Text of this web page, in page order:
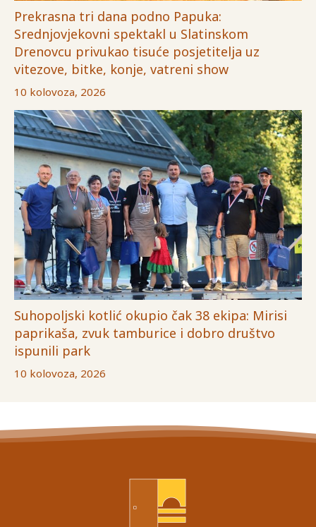
Prekrasna tri dana podno Papuka:
Srednjovjekovni spektakl u Slatinskom
Drenovcu privukao tisuće posjetitelja uz
vitezove, bitke, konje, vatreni show
10 kolovoza, 2026
Suhopoljski kotlić okupio čak 38 ekipa: Mirisi
paprikaša, zvuk tamburice i dobro društvo
ispunili park
10 kolovoza, 2026